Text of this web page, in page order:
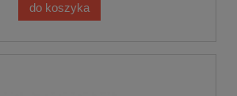
do koszyka